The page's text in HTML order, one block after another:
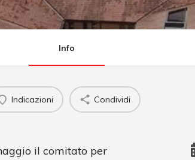
Info
Indicazioni Condividi
il comitato per